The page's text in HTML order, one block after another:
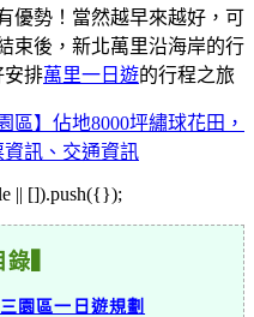
優勢！當然越早來越好，可
束後，新北萬里沿海岸的行
安排萬里一日遊的行程之旅
|| []).push({});
錄▍
園區一日遊規劃